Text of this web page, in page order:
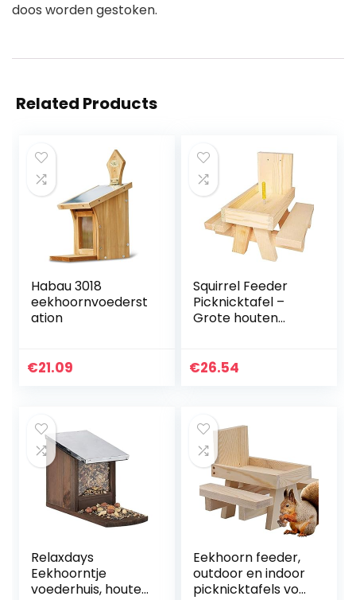
doos worden gestoken.
Related Products
Habau 3018
eekhoornvoederst
ation
€21.09
Squirrel Feeder
Picknicktafel –
Grote houten
voedsel opslag
€26.54
Relaxdays
Eekhoorntje
voederhuis, houten
Eekhoorn feeder,
outdoor en indoor
picknicktafels voor